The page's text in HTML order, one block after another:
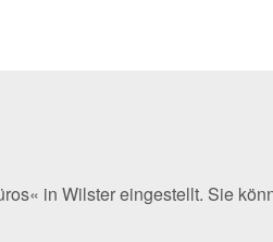
in Wilster eingestellt. Sie